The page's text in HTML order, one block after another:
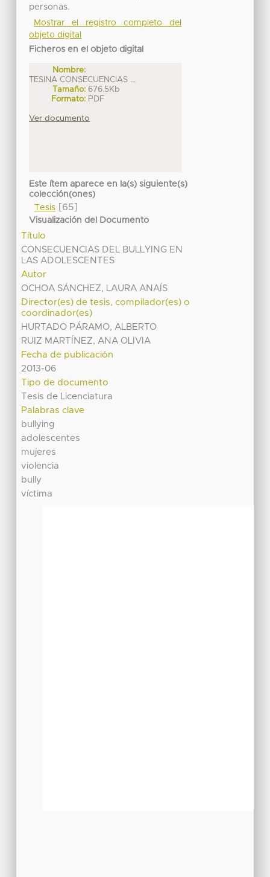
personas.
Mostrar el registro completo del
objeto digital
Ficheros en el objeto digital
Nombre:
TESINA CONSECUENCIAS ...
Tamaño: 676.5Kb
Formato: PDF
Ver documento
Este ítem aparece en la(s) siguiente(s)
colección(ones)
Tesis[65]
Visualización del Documento
Título
CONSECUENCIAS DEL BULLYING EN
LAS ADOLESCENTES
Autor
OCHOA SÁNCHEZ, LAURA ANAÍS
Director(es) de tesis, compilador(es) o
coordinador(es)
HURTADO PÁRAMO, ALBERTO
RUIZ MARTÍNEZ, ANA OLIVIA
Fecha de publicación
2013-06
Tipo de documento
Tesis de Licenciatura
Palabras clave
bullying
adolescentes
mujeres
violencia
bully
víctima